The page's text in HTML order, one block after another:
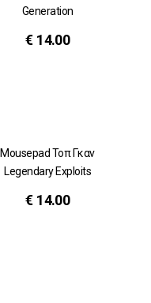
Generation
€ 14.00
Mousepad Τοπ Γκαν
Legendary Exploits
€ 14.00